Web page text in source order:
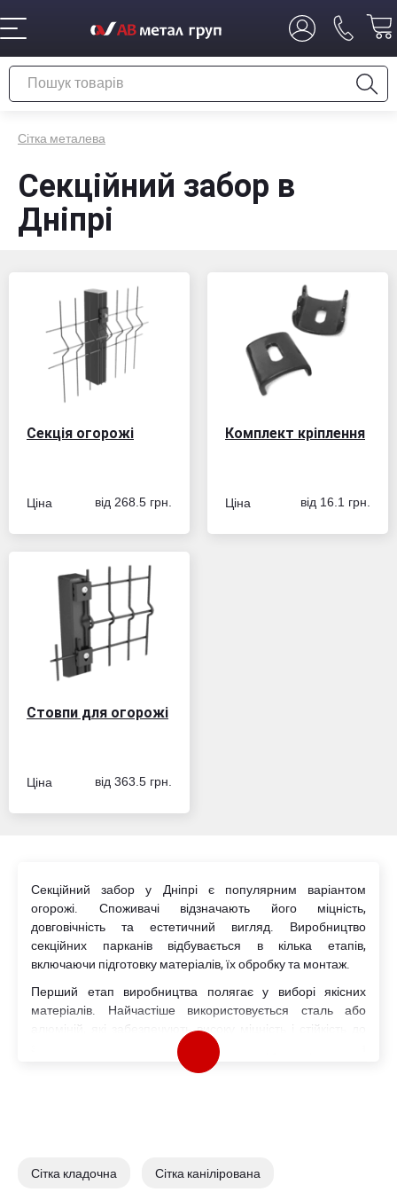
Сітка металева
Секційний забор в
Дніпрі
Секція огорожі
Ціна від 268.5 грн.
Комплект кріплення
Ціна від 16.1 грн.
Стовпи для огорожі
Ціна від 363.5 грн.
Секційний забор у Дніпрі є популярним варіантом
огорожі. Споживачі відзначають його міцність,
довговічність та естетичний вигляд. Виробництво
секційних парканів відбувається в кілька етапів,
включаючи підготовку матеріалів, їх обробку та монтаж.
Перший етап виробництва полягає у виборі якісних
матеріалів. Найчастіше використовується сталь або
алюміній, які забезпечують високу міцність і стійкість до
зовнішніх впливів. Металеві листи або прути нарізаються
на необхідні розміри, після чого їх очищають від бруду та
Після зварювання секції піддаються додатковій обробці
для захисту від корозії. Це може бути гаряче цинкування
Сітка кладочна Сітка канілірована